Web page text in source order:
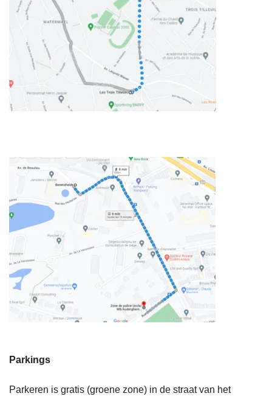
Parkings
Parkeren is gratis (groene zone) in de straat van het